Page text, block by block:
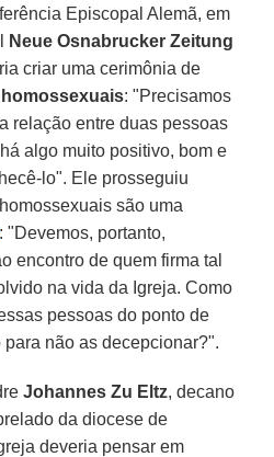
Episcopal Alemã, em
Neue Osnabrucker Zeitung
criar uma cerimônia de
: "Precisamos
relação entre duas pessoas
algo muito positivo, bom e
lo". Ele prosseguiu
são uma
: "Devemos, portanto,
encontro de quem firma tal
na vida da Igreja. Como
pessoas do ponto de
não as decepcionar?".
Johannes Zu Eltz, decano
da diocese de
deveria pensar em